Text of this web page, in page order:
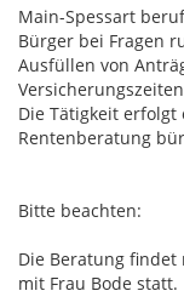
Main-Spessart
Bürger bei Fragen
Ausfüllen von
Die Tätigkeit
Rentenberatung
Bitte beachten:
Die Beratung
mit Frau Bode statt.